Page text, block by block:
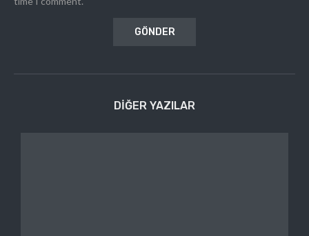
DIĞER YAZILAR